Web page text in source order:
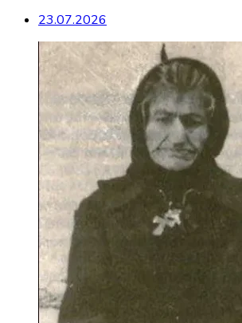
23.07.2026